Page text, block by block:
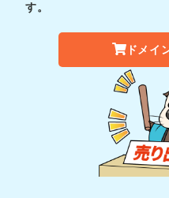
す。
ドメイ